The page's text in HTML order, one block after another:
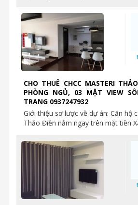
CHO THUÊ CHCC MASTERI
PHÒNG NGỦ, 03 MẶT VIEW
TRANG 0937247932
Giới thiệu sơ lược về dự án: Căn hộ
Thảo Điền nằm ngay trên mặt tiền